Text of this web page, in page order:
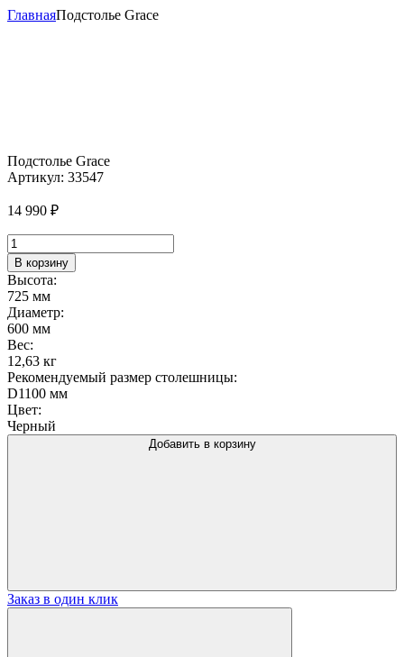
ГлавнаяПодстолье Grace
Подстолье Grace
Артикул: 33547
14 990 ₽
Количество
товара
Подстолье
Grace
В корзину
Высота:
725 мм
Диаметр:
600 мм
Вес:
12,63 кг
Рекомендуемый размер столешницы:
D1100 мм
Цвет:
Черный
Добавить в корзину
Заказ в один клик